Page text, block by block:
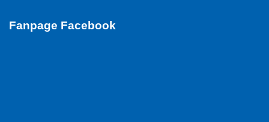
Fanpage Facebook